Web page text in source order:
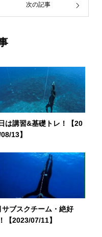
次の記事
は講習&基礎トレ！【20
13】
サブスクチーム・絶好
【2023/07/11】